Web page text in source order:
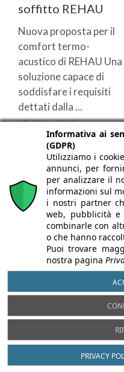
soffitto REHAU
Nuova proposta per il
comfort termo-
acustico di REHAU Una
soluzione capace di
soddisfare i requisiti
dettati dalla ...
16/08/2012
Nuovo
volto web
2.0 per
Rehau
REHAU è
nuovo sito
della
semplicità di
della ...
02/
Con
Informativa ai
(GDPR)
Utilizziamo i
annunci, per
per analizzare il
informazioni sul
i nostri partner
web, pubblicità
combinarle con
o che hanno
Puoi trovare
nostra pagina
PRIVACY